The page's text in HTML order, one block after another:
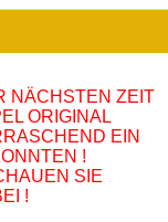
NÄCHSTEN ZEIT
ORIGINAL
EIN
!
SIE
!